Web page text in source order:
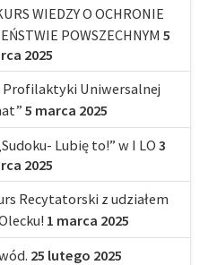
WIEDZY O OCHRONIE
POWSZECHNYM 5
2025
Profilaktyki Uniwersalnej
5 marca 2025
Lubię to!” w I LO 3
2025
Recytatorski z udziałem
1 marca 2025
25 lutego 2025